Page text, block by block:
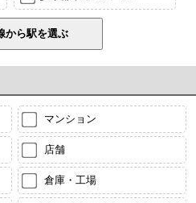
マンション
店舗
倉庫・工場